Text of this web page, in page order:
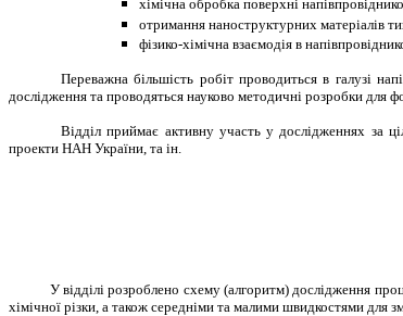
хімічна обробка поверхні
отримання наноструктурних матеріалів
фізико-хімічна взаємодія в
Переважна більшість робіт проводиться в галузі
дослідження та проводяться науково методичні розробки для
Відділ приймає активну участь у дослідженнях за
проекти НАН України, та ін.
У відділі розроблено схему (алгоритм) дослідження
хімічної різки, а також середніми та малими швидкостями для